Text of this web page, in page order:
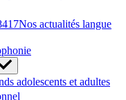
Nos actualités langue
adolescents et adultes